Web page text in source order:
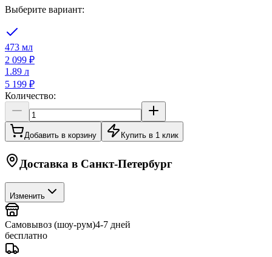
Выберите вариант:
473 мл
2 099 ₽
1.89 л
5 199 ₽
Количество:
Добавить в корзину Купить в 1 клик
Доставка в Санкт-Петербург
Изменить
Самовывоз (шоу-рум)4-7 дней
бесплатно